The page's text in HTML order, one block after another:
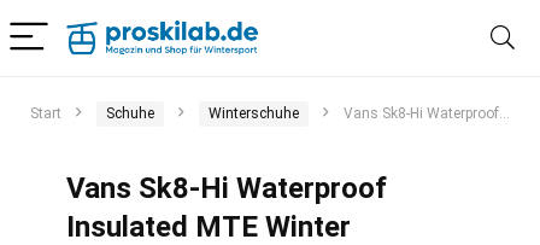
Start Schuhe Winterschuhe Vans Sk8-Hi Waterproof Insulated MTE Winter Schuhe black / white
Vans Sk8-Hi Waterproof
Insulated MTE Winter